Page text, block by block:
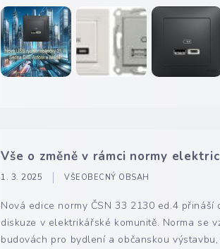
Vše o změně v rámci normy
1. 3. 2025 VŠEOBECNÝ OBSAH
Nová edice normy ČSN 33 2130 ed.4
diskuze v elektrikářské komunitě. Norma se
budovách pro bydlení a občanskou